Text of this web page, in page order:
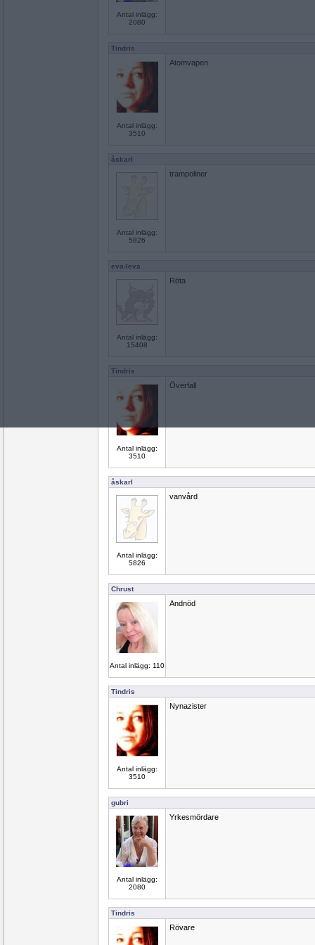
Antal inlägg:
2080
Tindris
Antal inlägg:
3510
Atomvapen
åskarl
Antal inlägg:
5826
trampoliner
eva-leva
Antal inlägg:
15408
Röta
Tindris
Antal inlägg:
3510
Överfall
åskarl
Antal inlägg:
5826
vanvård
Chrust
Antal inlägg: 110
Andnöd
Tindris
Antal inlägg:
3510
Nynazister
gubri
Antal inlägg:
2080
Yrkesmördare
Tindris
Rövare